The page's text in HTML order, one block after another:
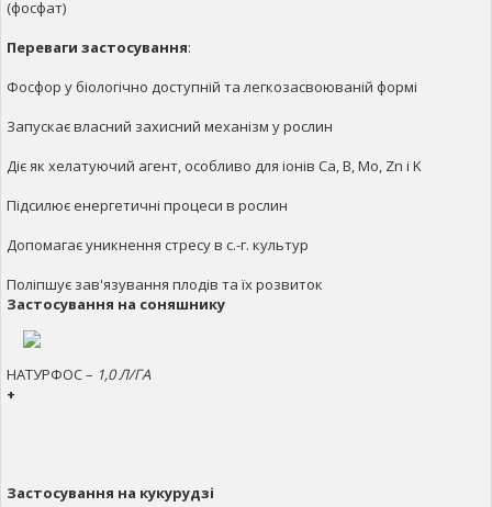
(фосфат)
Переваги застосування:
Фосфор у біологічно доступній та легкозасвоюваній формі
Запускає власний захисний механізм у рослин
Діє як хелатуючий агент, особливо для іонів Ca, B, Mo, Zn і K
Підсилює енергетичні процеси в рослин
Допомагає уникнення стресу в с.-г. культур
Поліпшує зав'язування плодів та їх розвиток
Застосування на соняшнику
НАТУРФОС – 1,0 Л/ГА
+
Застосування на кукурудзі